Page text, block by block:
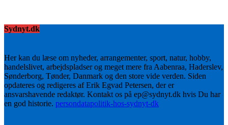
Sydnyt.dk
Her kan du læse om nyheder, arrangementer, sport, natur, hobby,
handelslivet, arbejdspladser og meget mere fra Aabenraa, Haderslev,
Sønderborg, Tønder, Danmark og den store vide verden. Siden
opdateres og redigeres af Erik Egvad Petersen, der er
ansvarshavende redaktør. Kontakt os på ep@sydnyt.dk hvis Du har
en god historie. persondatapolitik-hos-sydnyt-dk